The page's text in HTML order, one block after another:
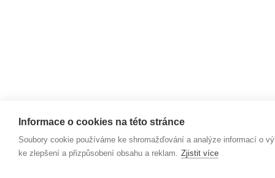
Informace o cookies na této stránce
Soubory cookie používáme ke shromažďování a analýze informací o
ke zlepšení a přizpůsobení obsahu a reklam. Zjistit více